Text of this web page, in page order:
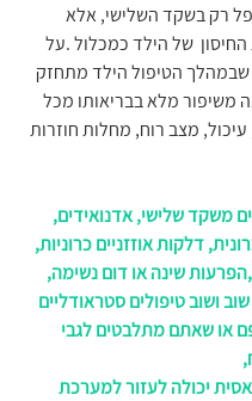
רק בשקד השלישי, אלא
של הילד כמכלול .על
שבמהלך הטיפול הילד מתחזק
משיפור מלא בבריאותו מכל
מצב רוח, מחלות חוזרות
משקד שלישי, אדנואידים,
דלקות אוזזניים כרוניות,
שינה או דום נשימה,
ושוב טיפולים סטראודליים
או שאתם מתלבטים לגבי
יכולה לעזור למערכת